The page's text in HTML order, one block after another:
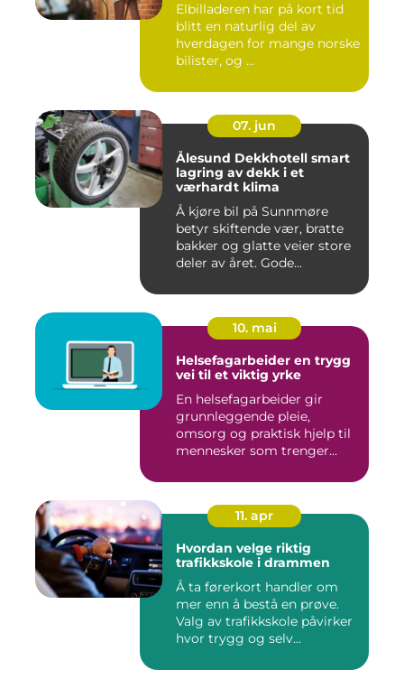
Elbilladeren har på kort tid
blitt en naturlig del av
hverdagen for mange norske
bilister, og ...
07. jun
Ålesund Dekkhotell smart
lagring av dekk i et
værhardt klima
Å kjøre bil på Sunnmøre
betyr skiftende vær, bratte
bakker og glatte veier store
deler av året. Gode...
10. mai
Helsefagarbeider en trygg
vei til et viktig yrke
En helsefagarbeider gir
grunnleggende pleie,
omsorg og praktisk hjelp til
mennesker som trenger
11. apr
Hvordan velge riktig
trafikkskole i drammen
Å ta førerkort handler om
mer enn å bestå en prøve.
Valg av trafikkskole påvirker
hvor trygg og selv...